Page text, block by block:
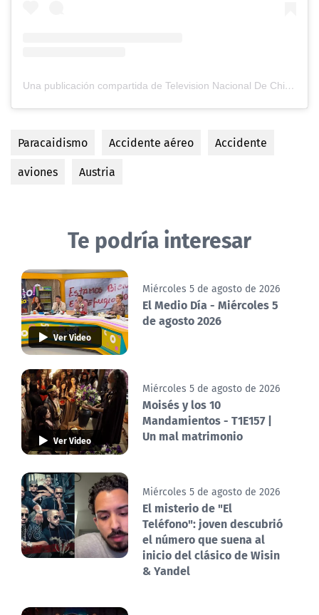
Una publicación compartida de Television Nacional De Chile (@tvn)
Paracaidismo Accidente aéreo
Accidente
aviones
Austria
Te podría interesar
Ver Video
Miércoles 5 de agosto de 2026
El Medio Día - Miércoles 5
de agosto 2026
Ver Video
Miércoles 5 de agosto de 2026
Moisés y los 10
Mandamientos - T1E157 |
Un mal matrimonio
Miércoles 5 de agosto de 2026
El misterio de "El
Teléfono": joven descubrió
el número que suena al
inicio del clásico de Wisin
& Yandel